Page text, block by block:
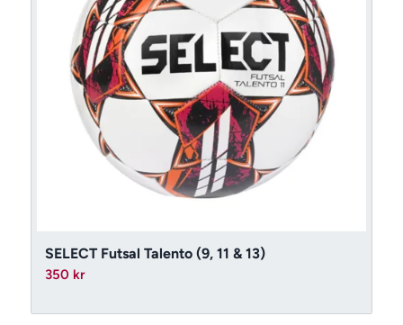
SELECT Futsal Talento (9, 11 & 13)
350 kr